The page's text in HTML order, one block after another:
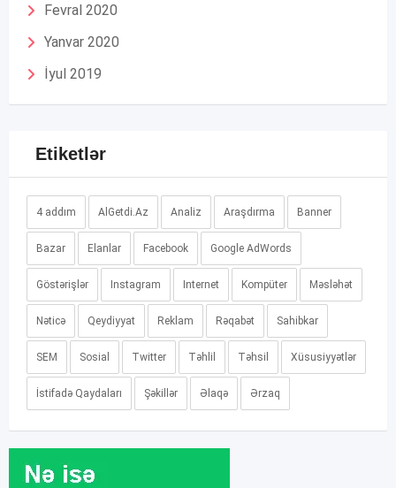
Fevral 2020
Yanvar 2020
İyul 2019
Etiketlər
4 addım AlGetdi.Az Analiz Araşdırma Banner
Bazar Elanlar Facebook Google AdWords
Göstərişlər Instagram Internet Kompüter Məsləhət
Nəticə Qeydiyyat Reklam Rəqabət Sahibkar
SEM Sosial Twitter Təhlil Təhsil Xüsusiyyətlər
İstifadə Qaydaları Şəkillər Əlaqə Ərzaq